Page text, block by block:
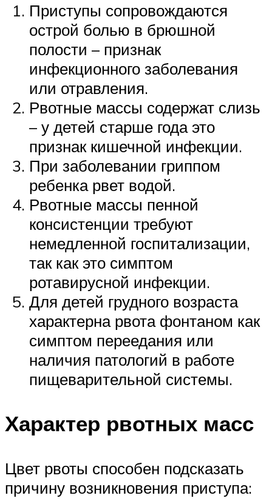
Приступы сопровождаются
острой болью в брюшной
полости – признак
инфекционного заболевания
или отравления.
Рвотные массы содержат слизь
– у детей старше года это
признак кишечной инфекции.
При заболевании гриппом
ребенка рвет водой.
Рвотные массы пенной
консистенции требуют
немедленной госпитализации,
так как это симптом
ротавирусной инфекции.
Для детей грудного возраста
характерна рвота фонтаном как
симптом переедания или
наличия патологий в работе
пищеварительной системы.
Характер рвотных масс
Цвет рвоты способен подсказать
причину возникновения приступа: